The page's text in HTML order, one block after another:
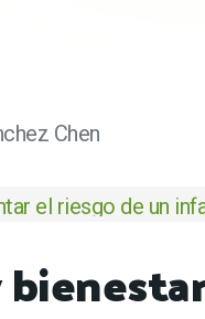
Chen
el riesgo de un